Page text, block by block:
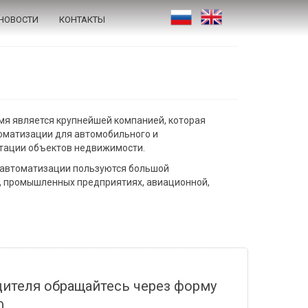
КОНТАКТЫ
является крупнейшей компанией, которая
для автомобильного и
объектов недвижимости.
пользуются большой
промышленных предприятиях, авиационной,
обращайтесь через форму